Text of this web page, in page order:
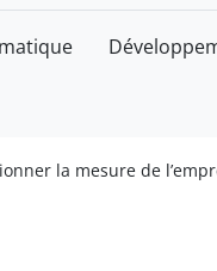
la mesure de